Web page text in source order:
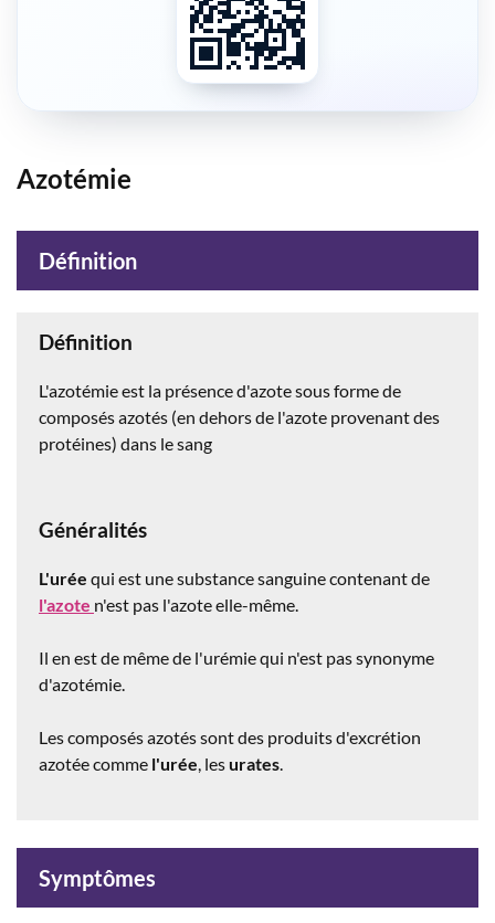
Azotémie
Définition
Définition
L'azotémie est la présence d'azote sous forme de
composés azotés (en dehors de l'azote provenant des
protéines) dans le sang
Généralités
L'urée qui est une substance sanguine contenant de
l'azote n'est pas l'azote elle-même.
Il en est de même de l'urémie qui n'est pas synonyme
d'azotémie.
Les composés azotés sont des produits d'excrétion
azotée comme l'urée, lesurates.
Symptômes